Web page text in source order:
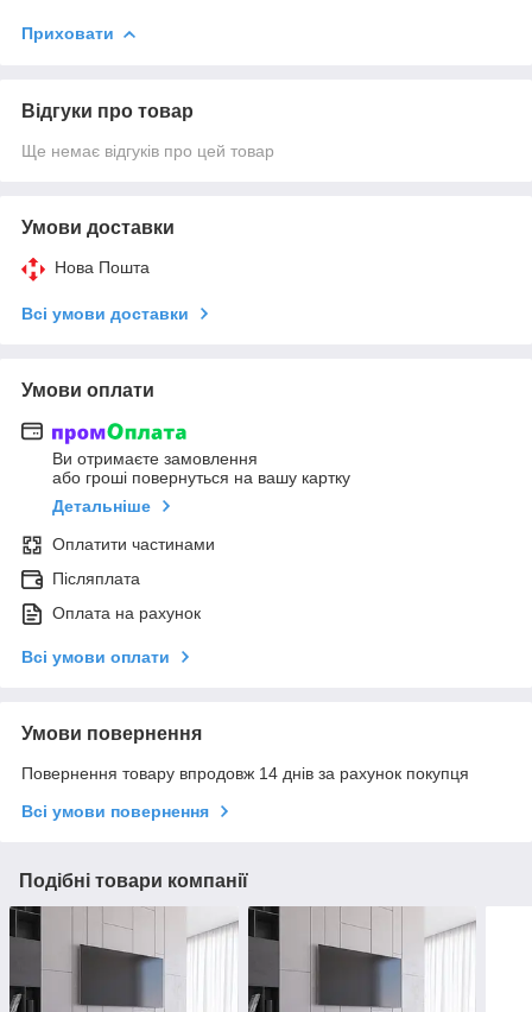
Приховати
Відгуки про товар
Ще немає відгуків про цей товар
Умови доставки
Нова Пошта
Всі умови доставки
Умови оплати
Ви отримаєте замовлення
або гроші повернуться на вашу картку
Детальніше
Оплатити частинами
Післяплата
Оплата на рахунок
Всі умови оплати
Умови повернення
Повернення товару впродовж 14 днів за рахунок покупця
Всі умови повернення
Подібні товари компанії